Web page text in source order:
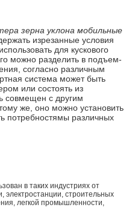
зерна уклона мобильные
изрезанные условия
для кускового
можно разделить в подъем-
согласно различным
система может быть
или состоять из
совмещен с другим
же, оно можно установить
потребностямы различных
в таких индустриях от
электростанции, строительных
легкой промышленности,